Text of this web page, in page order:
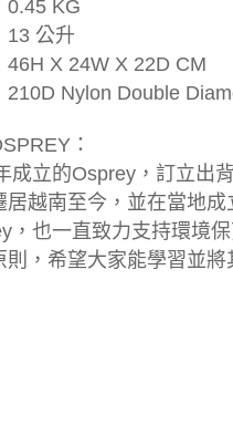
KG
公升
X 24W X 22D CM
Nylon Double
：
成立的Osprey，訂立出
居越南至今，並在當地
，也一直致力支持環境
則，希望大家能學習並將